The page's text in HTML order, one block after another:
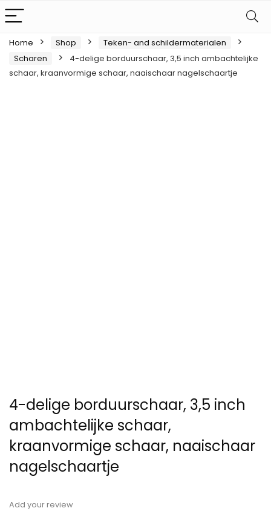
Home Shop
Teken- and schildermaterialen
Scharen
4-delige borduurschaar, 3,5 inch ambachtelijke
schaar, kraanvormige schaar, naaischaar nagelschaartje
4-delige borduurschaar, 3,5 inch
ambachtelijke schaar,
kraanvormige schaar, naaischaar
nagelschaartje
Add your review